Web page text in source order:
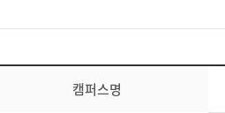
캠퍼스명